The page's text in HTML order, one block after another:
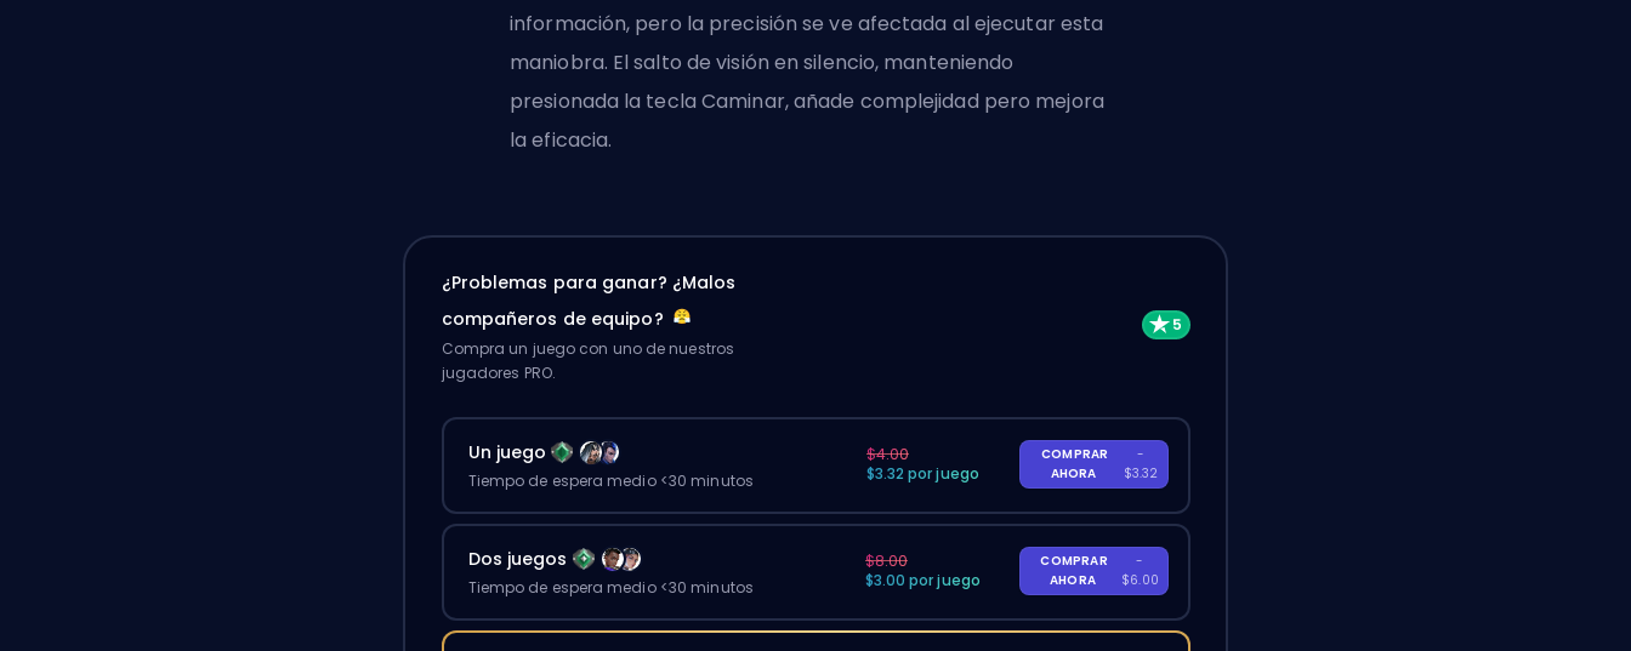
información, pero la precisión se ve afectada al ejecutar esta
maniobra. El salto de visión en silencio, manteniendo
presionada la tecla Caminar, añade complejidad pero mejora
la eficacia.
¿Problemas para ganar? ¿Malos
compañeros de equipo?
Compra un juego con uno de nuestros
jugadores PRO.
Un juego
Tiempo de espera medio <30 minutos
$4.00
$3.32 por juego
COMPRAR
AHORA
-
$3.32
Dos juegos
Tiempo de espera medio <30 minutos
$8.00
$3.00 por juego
COMPRAR
AHORA
-
$6.00